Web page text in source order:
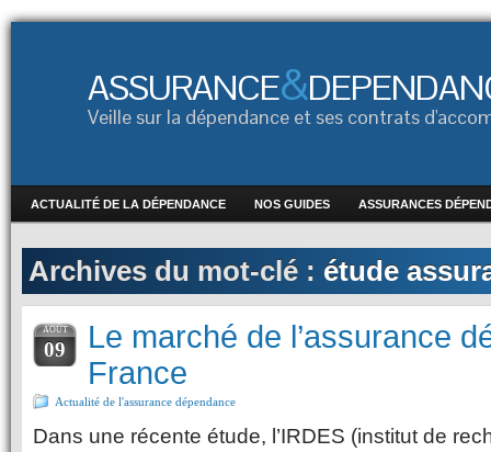
ASSURANCE&
Veille sur la dépendance et ses contrats
ACTUALITÉ DE LA DÉPENDANCE NOS GUIDES ASSURANCES
Archives du mot-clé : étude
AOÛT
09
Le marché de l’assurance
France
Actualité de l'assurance dépendance
Dans une récente étude, l’IRDES (institut de